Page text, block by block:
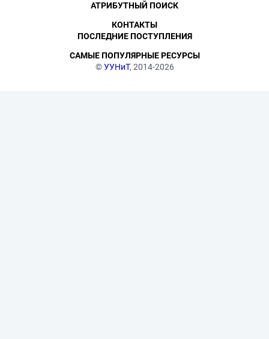
©УУНиТ, 2014-2026
АТРИБУТНЫЙ ПОИСК
КОНТАКТЫ
ПОСЛЕДНИЕ ПОСТУПЛЕНИЯ
САМЫЕ ПОПУЛЯРНЫЕ РЕСУРСЫ